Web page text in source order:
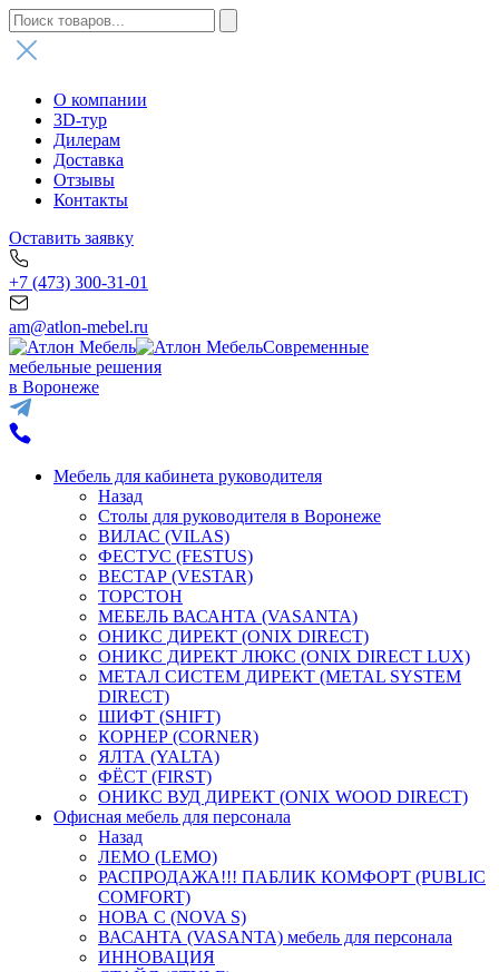
О компании
3D-тур
Дилерам
Доставка
Отзывы
Контакты
Оставить заявку
+7 (473) 300-31-01
am@atlon-mebel.ru
Современные
мебельные решения
в Воронеже
Мебель для кабинета руководителя
Назад
Столы для руководителя в Воронеже
ВИЛАС (VILAS)
ФЕСТУС (FESTUS)
ВЕСТАР (VESTAR)
ТОРСТОН
МЕБЕЛЬ ВАСАНТА (VASANTA)
ОНИКС ДИРЕКТ (ONIX DIRECT)
ОНИКС ДИРЕКТ ЛЮКС (ONIX DIRECT LUX)
МЕТАЛ СИСТЕМ ДИРЕКТ (METAL SYSTEM
DIRECT)
ШИФТ (SHIFT)
КОРНЕР (CORNER)
ЯЛТА (YALTA)
ФЁСТ (FIRST)
ОНИКС ВУД ДИРЕКТ (ONIX WOOD DIRECT)
Офисная мебель для персонала
Назад
ЛЕМО (LEMO)
РАСПРОДАЖА!!! ПАБЛИК КОМФОРТ (PUBLIC
COMFORT)
НОВА С (NOVA S)
ВАСАНТА (VASANTA) мебель для персонала
ИННОВАЦИЯ